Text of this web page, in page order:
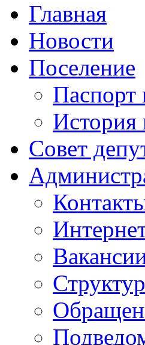
Главная
Новости
Поселение
Паспорт
История
Совет